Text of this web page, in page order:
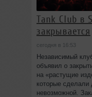
Tank Club в
закрывается
сегодня в 16:53
Независимый
объявил о
на «растущие
которые
невозможной.